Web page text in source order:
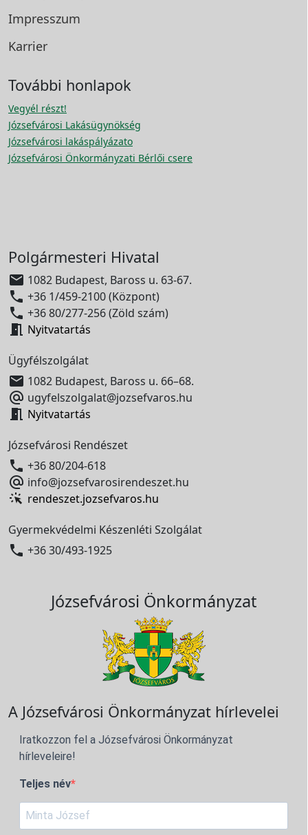
Impresszum
Karrier
További honlapok
Vegyél részt!
Józsefvárosi Lakásügynökség
Józsefvárosi lakáspályázato
Józsefvárosi Önkormányzati Bérlői csere
Polgármesteri Hivatal
 1082 Budapest, Baross u. 63-67.
 +36 1/459-2100 (Központ)
 +36 80/277-256 (Zöld szám)
 Nyitvatartás
Ügyfélszolgálat
 1082 Budapest, Baross u. 66–68.
 ugyfelszolgalat@jozsefvaros.hu
 Nyitvatartás
Józsefvárosi Rendészet
 +36 80/204-618
 info@jozsefvarosirendeszet.hu
rendeszet.jozsefvaros.hu
Gyermekvédelmi Készenléti Szolgálat
 +36 30/493-1925
Józsefvárosi Önkormányzat
A Józsefvárosi Önkormányzat hírlevelei
Iratkozzon fel a Józsefvárosi Önkormányzat
hírleveleire!
Teljes név